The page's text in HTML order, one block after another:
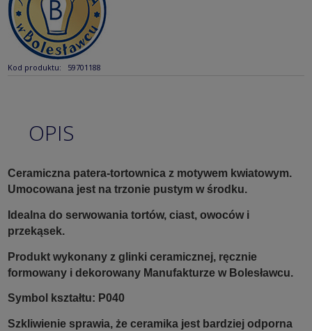
Kod produktu: 59701188
OPIS
Ceramiczna patera-tortownica z motywem kwiatowym.
Umocowana jest na trzonie pustym w środku.
Idealna do serwowania tortów, ciast, owoców i
przekąsek.
Produkt wykonany z glinki ceramicznej, ręcznie
formowany i dekorowany Manufakturze w Bolesławcu.
Symbol kształtu: P040
Szkliwienie sprawia, że ceramika jest bardziej odporna